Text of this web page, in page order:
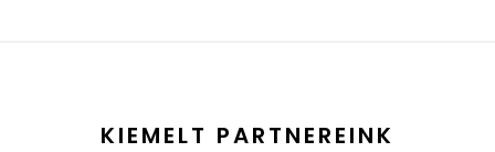
KIEMELT PARTNEREINK